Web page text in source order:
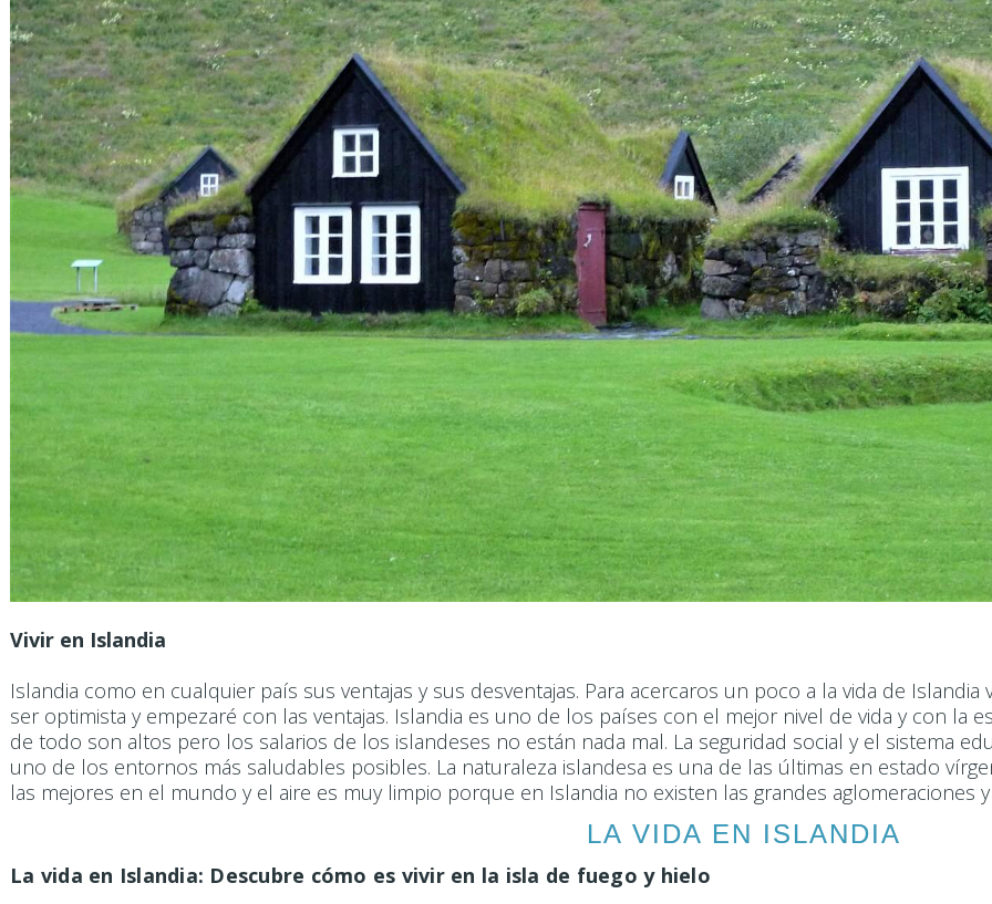
Vivir en Islandia
Islandia como en cualquier país sus ventajas y sus desventajas. Para acercaros un poco a la vida de
ser optimista y empezaré con las ventajas. Islandia es uno de los países con el mejor nivel de vida y con la
de todo son altos pero los salarios de los islandeses no están nada mal. La seguridad social y el sistema
uno de los entornos más saludables posibles. La naturaleza islandesa es una de las últimas en estado
las mejores en el mundo y el aire es muy limpio porque en Islandia no existen las grandes aglomeraciones
LA VIDA EN ISLANDIA
La vida en Islandia: Descubre cómo es vivir en la isla de fuego y hielo